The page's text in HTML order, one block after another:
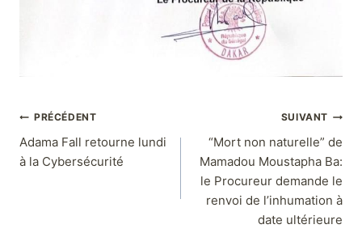
PRÉCÉDENT
Adama Fall retourne lundi
à la Cybersécurité
SUIVANT
“Mort non naturelle” de
Mamadou Moustapha Ba:
le Procureur demande le
renvoi de l’inhumation à
date ultérieure